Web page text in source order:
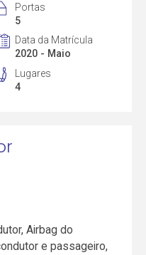
Portas
5
Data da Matrícula
2020 - Maio
Lugares
4
Airbag do
e passageiro,